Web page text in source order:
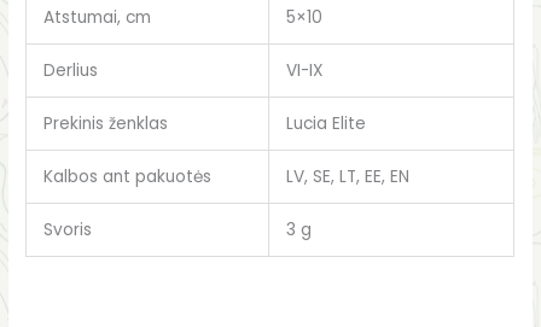
Atstumai, cm 5×10
Derlius VI-IX
Prekinis ženklas Lucia Elite
Kalbos ant pakuotės LV, SE, LT, EE, EN
Svoris 3 g